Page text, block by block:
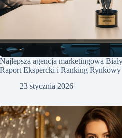
Najlepsza agencja marketingowa
Raport Ekspercki i Ranking Rynkowy
23 stycznia 2026